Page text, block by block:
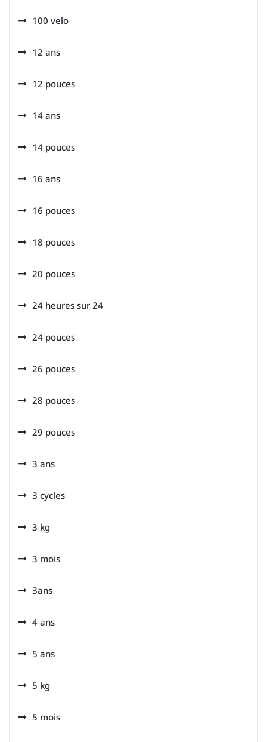
100 velo
12 ans
12 pouces
14 ans
14 pouces
16 ans
16 pouces
18 pouces
20 pouces
24 heures sur 24
24 pouces
26 pouces
28 pouces
29 pouces
3 ans
3 cycles
3 kg
3 mois
3ans
4 ans
5 ans
5 kg
5 mois